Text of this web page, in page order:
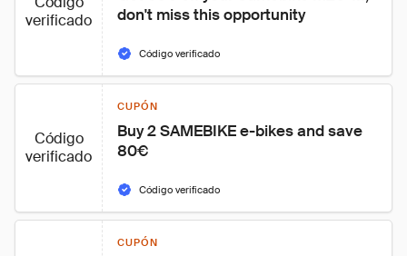
verificado
don't miss this opportunity
Código verificado
Código
verificado
CUPÓN
Buy 2 SAMEBIKE e-bikes and save
80€
Código verificado
CUPÓN